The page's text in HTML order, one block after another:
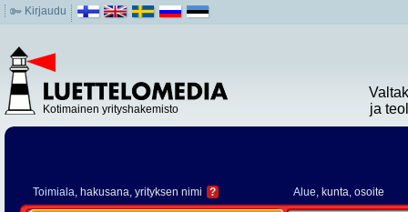
Kirjaudu
Kotimainen yrityshakemisto
ja
Toimiala, hakusana, yrityksen nimi ? Alue, kunta, osoite